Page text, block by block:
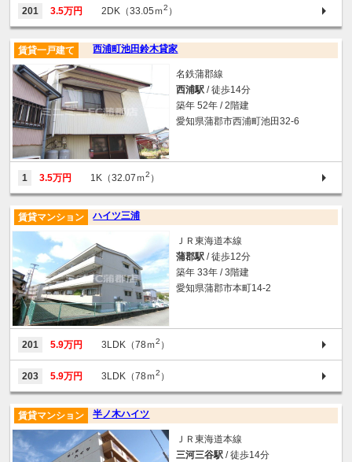
201 3.5万円 2DK（33.05ｍ2 ）
西浦町池田鈴木貸家
賃貸一戸建て
名鉄蒲郡線
西浦駅 / 徒歩14分
築年 52年 / 2階建
愛知県蒲郡市西浦町池田32-6
1 3.5万円 1K（32.07ｍ2 ）
ハイツ三浦
賃貸マンション
ＪＲ東海道本線
蒲郡駅 / 徒歩12分
築年 33年 / 3階建
愛知県蒲郡市本町14-2
201 5.9万円 3LDK（78ｍ2 ）
203 5.9万円 3LDK（78ｍ2 ）
半ノ木ハイツ
賃貸マンション
ＪＲ東海道本線
三河三谷駅 / 徒歩14分